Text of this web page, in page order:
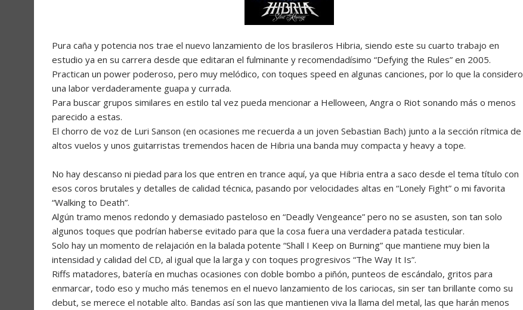
Pura caña y potencia nos trae el nuevo lanzamiento de los brasileros Hibria, siendo este su cuarto trabajo en
estudio ya en su carrera desde que editaran el fulminante y recomendadísimo “Defying the Rules” en 2005.
Practican un power poderoso, pero muy melódico, con toques speed en algunas canciones, por lo que la considero
una labor verdaderamente guapa y currada.
Para buscar grupos similares en estilo tal vez pueda mencionar a Helloween, Angra o Riot sonando más o menos
parecido a estas.
El chorro de voz de Luri Sanson (en ocasiones me recuerda a un joven Sebastian Bach) junto a la sección rítmica de
altos vuelos y unos guitarristas tremendos hacen de Hibria una banda muy compacta y heavy a tope.
No hay descanso ni piedad para los que entren en trance aquí, ya que Hibria entra a saco desde el tema título con
esos coros brutales y detalles de calidad técnica, pasando por velocidades altas en “Lonely Fight” o mi favorita
“Walking to Death”.
Algún tramo menos redondo y demasiado pasteloso en “Deadly Vengeance” pero no se asusten, son tan solo
algunos toques que podrían haberse evitado para que la cosa fuera una verdadera patada testicular.
Solo hay un momento de relajación en la balada potente “Shall I Keep on Burning” que mantiene muy bien la
intensidad y calidad del CD, al igual que la larga y con toques progresivos “The Way It Is”.
Riffs matadores, batería en muchas ocasiones con doble bombo a piñón, punteos de escándalo, gritos para
enmarcar, todo eso y mucho más tenemos en el nuevo lanzamiento de los cariocas, sin ser tan brillante como su
debut, se merece el notable alto. Bandas así son las que mantienen viva la llama del metal, las que harán menos